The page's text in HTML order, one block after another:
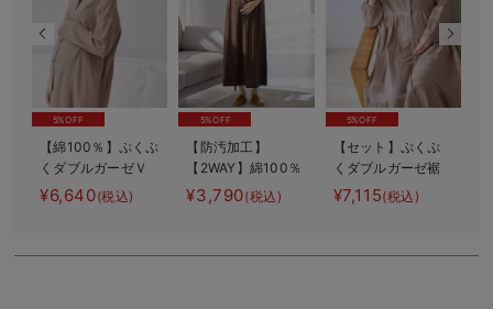
5%OFF
【綿100％】ぷくぷ
くダブルガーゼＶ
ネックワンピ＆産
前産後使えるレギ
¥6,640(税込)
5%OFF
【防汚加工】
【2WAY】綿100％
前開き長袖ネグリ
ジェ マタニテ
¥3,790(税込)
5%OFF
【セット】ぷくぷ
くダブルガーゼ裾
ティアード3WAYワ
ンピース＆産後も
¥7,115(税込)